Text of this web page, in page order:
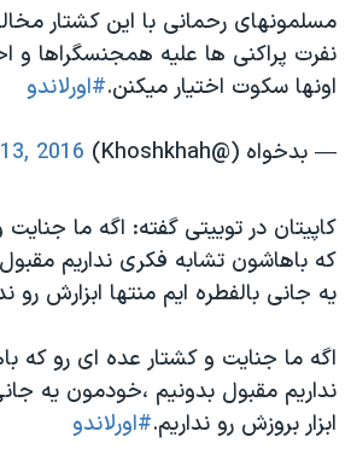
مسلمونهای رحمانی با این کشتار
نفرت پراکنی ها علیه همجنسگراها و
اونها سکوت اختیار میکنن.#اورلاندو
— بدخواه (@Khoshkhah)
2016
کاپیتان در توییتی گفته: اگه ما
که باهاشون تشابه فکری نداریم
یه جانی بالفطره ایم منتها ابزارش رو
اگه ما جنايت و كشتار عده اى رو كه
نداريم مقبول بدونيم ،خودمون يه
ابزار بروزش رو نداريم.#اورلاندو